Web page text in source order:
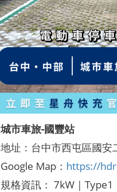
城市車旅-國豐站
地址：台中市西屯區國安
Google Map： https://
規格資訊： 7kW｜Type1